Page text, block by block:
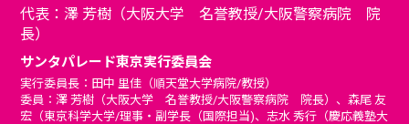
代表：澤 芳樹（大阪大学 名誉教授/大阪警察病院 院
長）
サンタパレード東京実行委員会
実行委員長：田中 里佳（順天堂大学病院/教授）
委員：澤 芳樹（大阪大学 名誉教授/大阪警察病院 院長）、森尾 友
宏（東京科学大学/理事・副学長（国際担当)、志水 秀行（慶応義塾大